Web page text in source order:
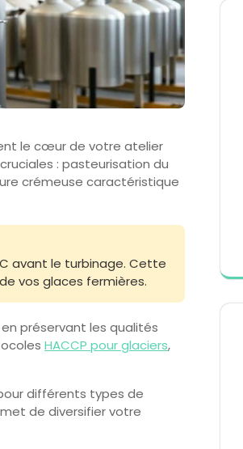
le cœur de votre atelier
: pasteurisation du
crémeuse caractéristique
avant le turbinage. Cette
vos glaces fermières.
préservant les qualités
HACCP pour glaciers,
différents types de
de diversifier votre